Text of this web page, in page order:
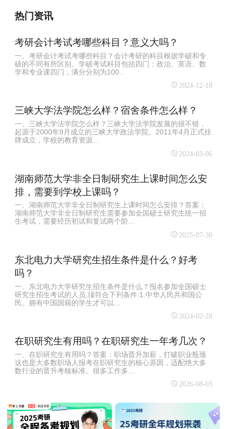
热门资讯
考研会计考试考哪些科目？意义大吗？
一、考研会计考试考哪些科目？会计考研的科目根据学硕和专
硕的不同有所区别。学硕考试科目包括四门：政治、英语、数
学和专业课四门，满分分别为100...
2024-12-18
三峡大学法学院怎么样？宿舍条件怎么样？
一、三峡大学法学院怎么样？三峡大学法学院发展的很不错，
起源于2000年9月成立的三峡大学政法学院。2011年4月正式挂
牌成立，学校的教育资源...
2024-03-06
湖南师范大学非全日制研究生上课时间怎么安
排，需要到学校上课吗？
一、湖南师范大学非全日制研究生上课时间怎么安排？答案：
湖南师范大学非全日制研究生需要参加全国硕士研究生统一招
生考试，需要经历初试和复试两个阶...
2025-07-30
东北电力大学研究生招生条件是什么？好考
吗？
一、东北电力大学研究生招生条件是什么？报名参加全国硕士
研究生招生考试的人员,须符合下列条件:1.中华人民共和国公
民。拥有中国国籍的学生才可以...
2024-02-28
在职研究生有用吗？在职研究生一年考几次？
一、在职研究生有用吗？答案：职场晋升加薪，打破职业瓶颈
这也是大多数职场人报考在职研究生的核心原因，适配绝大多
数行业的晋升考核标准。很多工作多...
2026-08-03